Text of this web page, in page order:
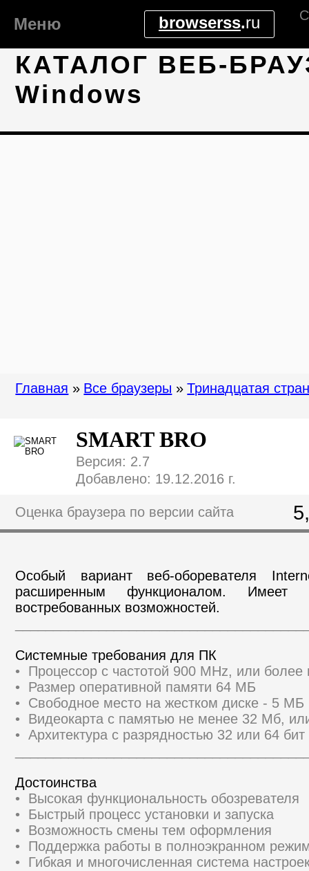
Оценка браузера по версии сайта
Особый вариант веб-оборевателя
расширенным функционалом.
востребованных возможностей.
Системные требования для ПК
• Процессор с частотой 900 MHz, или
• Размер оперативной памяти 64 МБ
• Свободное место на жестком диске - 5 МБ
• Видеокарта с памятью не менее 32 Мб,
• Архитектура с разрядностью 32 или 64
Достоинства
• Высокая функциональность обозревателя
• Быстрый процесс установки и запуска
• Возможность смены тем оформления
• Поддержка работы в полноэкранном
• Гибкая и многочисленная система
Главная » Все браузеры » Тринадцатая
Версия: 2.7
Добавлено: 19.12.2016 г.
SMART BRO
КАТАЛОГ ВЕБ-
Windows
browserss.ru
Меню